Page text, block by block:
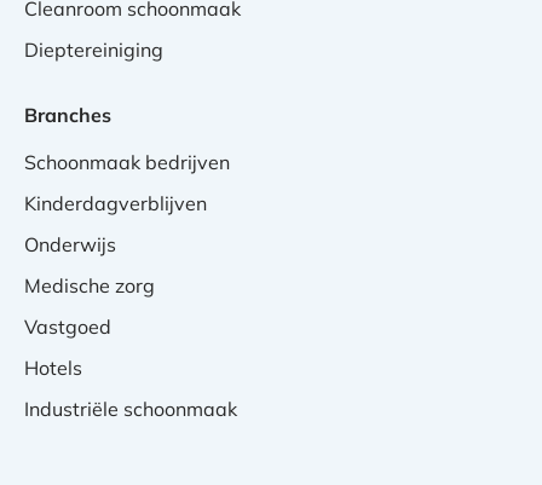
Cleanroom schoonmaak
Dieptereiniging
Branches
Schoonmaak bedrijven
Kinderdagverblijven
Onderwijs
Medische zorg
Vastgoed
Hotels
Industriële schoonmaak